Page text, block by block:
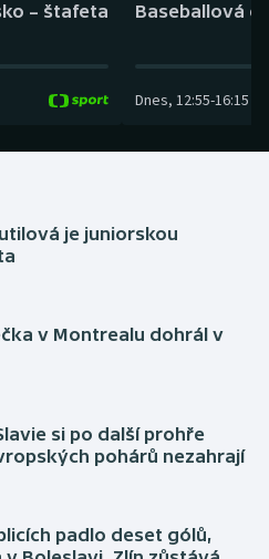
– štafeta Baseballová
Dnes, 12:55-16:15
je juniorskou
v Montrealu dohrál v
si po další prohře
pohárů nezahrají
padlo deset gólů,